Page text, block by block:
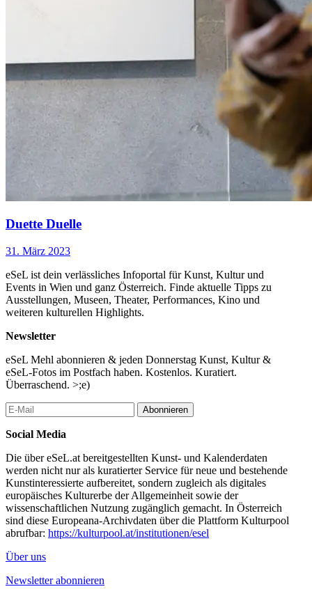
Duette Duelle
31. März 2023
eSeL ist dein verlässliches Infoportal für Kunst, Kultur und
Events in Wien und ganz Österreich. Finde aktuelle Tipps zu
Ausstellungen, Museen, Theater, Performances, Kino und
weiteren kulturellen Highlights.
Newsletter
eSeL Mehl abonnieren & jeden Donnerstag Kunst, Kultur &
eSeL-Fotos im Postfach haben. Kostenlos. Kuratiert.
Überraschend. >;e)
Abonnieren
Social Media
Die über eSeL.at bereitgestellten Kunst- und Kalenderdaten
werden nicht nur als kuratierter Service für neue und bestehende
Kunstinteressierte aufbereitet, sondern zugleich als digitales
europäisches Kulturerbe der Allgemeinheit sowie der
wissenschaftlichen Nutzung zugänglich gemacht. In Österreich
sind diese Europeana-Archivdaten über die Plattform Kulturpool
abrufbar: https://kulturpool.at/institutionen/esel
Über uns
Newsletter abonnieren